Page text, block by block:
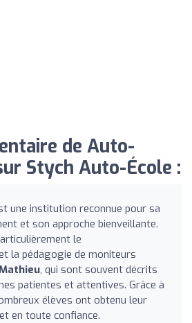
de Auto-
Stych Auto-École :
une institution reconnue pour sa
et son approche bienveillante.
le
la pédagogie de moniteurs
, qui sont souvent décrits
patientes et attentives. Grâce à
élèves ont obtenu leur
en toute confiance.